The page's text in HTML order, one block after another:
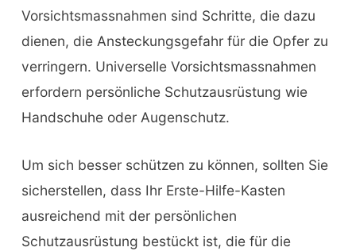
Vorsichtsmassnahmen sind Schritte, die dazu
dienen, die Ansteckungsgefahr für die Opfer zu
verringern. Universelle Vorsichtsmassnahmen
erfordern persönliche Schutzausrüstung wie
Handschuhe oder Augenschutz.
Um sich besser schützen zu können, sollten Sie
sicherstellen, dass Ihr Erste-Hilfe-Kasten
ausreichend mit der persönlichen
Schutzausrüstung bestückt ist, die für die